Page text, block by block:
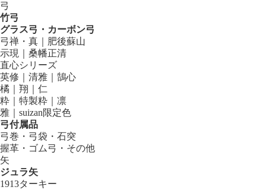
弓
竹弓
グラス弓・カーボン弓
弓禅・真｜肥後蘇山
示現｜桑幡正清
直心シリーズ
英修｜清雅｜鵠心
橘｜翔｜仁
粋｜特製粋｜凛
雅｜suizan限定色
弓付属品
弓巻・弓袋・石突
握革・ゴム弓・その他
矢
ジュラ矢
1913ターキー